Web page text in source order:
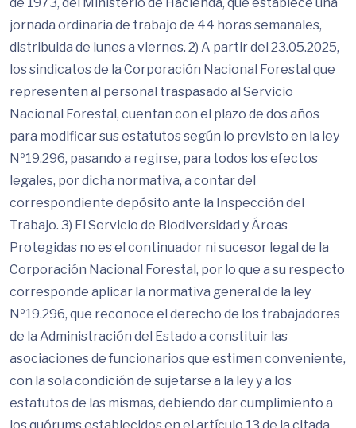
jornada ordinaria de trabajo de 44 horas semanales,
distribuida de lunes a viernes. 2) A partir del 23.05.2025,
los sindicatos de la Corporación Nacional Forestal que
representen al personal traspasado al Servicio
Nacional Forestal, cuentan con el plazo de dos años
para modificar sus estatutos según lo previsto en la ley
Nº19.296, pasando a regirse, para todos los efectos
legales, por dicha normativa, a contar del
correspondiente depósito ante la Inspección del
Trabajo. 3) El Servicio de Biodiversidad y Áreas
Protegidas no es el continuador ni sucesor legal de la
Corporación Nacional Forestal, por lo que a su respecto
corresponde aplicar la normativa general de la ley
Nº19.296, que reconoce el derecho de los trabajadores
de la Administración del Estado a constituir las
asociaciones de funcionarios que estimen conveniente,
con la sola condición de sujetarse a la ley y a los
estatutos de las mismas, debiendo dar cumplimiento a